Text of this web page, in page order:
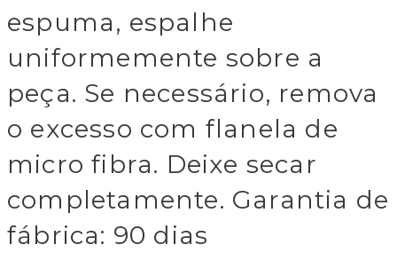
espuma, espalhe
uniformemente sobre a
peça. Se necessário, remova
o excesso com flanela de
micro fibra. Deixe secar
completamente. Garantia de
fábrica: 90 dias